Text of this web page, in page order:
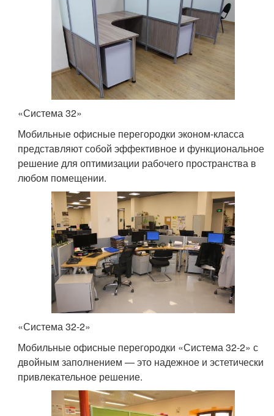
«Система 32»
Мобильные офисные перегородки эконом-класса
представляют собой эффективное и функциональное
решение для оптимизации рабочего пространства в
любом помещении.
«Система 32-2»
Мобильные офисные перегородки «Система 32-2» с
двойным заполнением — это надежное и эстетически
привлекательное решение.